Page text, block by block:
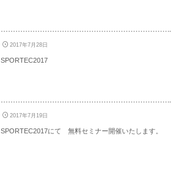
2017年7月28日
SPORTEC2017
2017年7月19日
SPORTEC2017にて 無料セミナー開催いたします。